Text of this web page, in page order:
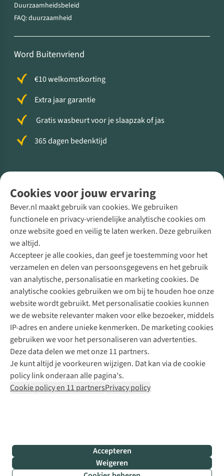
Cookies voor jouw ervaring
Bever.nl maakt gebruik van cookies. We gebruiken
functionele en privacy-vriendelijke analytische cookies om
onze website goed en veilig te laten werken. Deze gebruiken
we altijd.
Accepteer je alle cookies, dan geef je toestemming voor het
verzamelen en delen van persoonsgegevens en het gebruik
van analytische, personalisatie en marketing cookies. De
analytische cookies gebruiken we om bij te houden hoe onze
website wordt gebruikt. Met personalisatie cookies kunnen
we de website relevanter maken voor elke bezoeker, middels
IP-adres en andere unieke kenmerken. De marketing cookies
gebruiken we voor het personaliseren van advertenties.
Deze data delen we met onze 11 partners.
Je kunt altijd je voorkeuren wijzigen. Dat kan via de cookie
policy link onderaan alle pagina's.
Cookie policy en 11 partnersPrivacy policy
Accepteren
Weigeren
Duurzaamheidsbeleid
FAQ: duurzaamheid
Word Buitenvriend
€10 welkomstkorting
Extra jaar garantie
Gratis wasbeurt voor je slaapzak of jas
365 dagen bedenktijd
Direct advies van een Buitenexpert
+31 (0)85 888 50 88
+31 6 12 28 49 80
Contactformulier
Bever
B.V.